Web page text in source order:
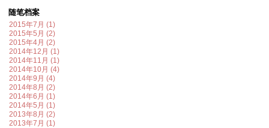
随笔档案
2015年7月 (1)
2015年5月 (2)
2015年4月 (2)
2014年12月 (1)
2014年11月 (1)
2014年10月 (4)
2014年9月 (4)
2014年8月 (2)
2014年6月 (1)
2014年5月 (1)
2013年8月 (2)
2013年7月 (1)